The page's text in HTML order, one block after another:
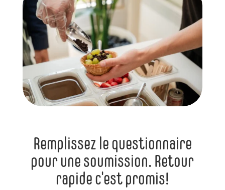
Remplissez le questionnaire
pour une soumission. Retour
rapide c'est promis!